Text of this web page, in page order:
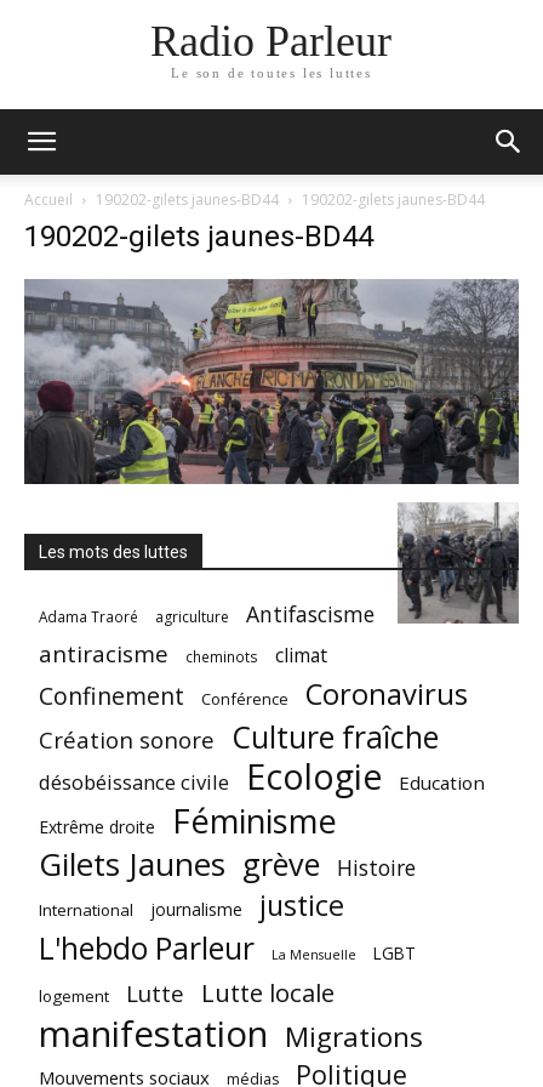
Radio Parleur
Le son de toutes les luttes
Accueil 190202-gilets jaunes-BD44 190202-gilets jaunes-BD44
190202-gilets jaunes-BD44
Les mots des luttes
Adama Traoré agriculture Antifascisme
antiracisme cheminots climat
Confinement Conférence Coronavirus
Création sonore Culture fraîche
désobéissance civile Ecologie Education
Extrême droite Féminisme
Gilets Jaunes grève Histoire
International journalisme justice
L'hebdo Parleur La Mensuelle
LGBT
logement
Lutte Lutte locale
manifestation Migrations
Mouvements sociaux médias Politique